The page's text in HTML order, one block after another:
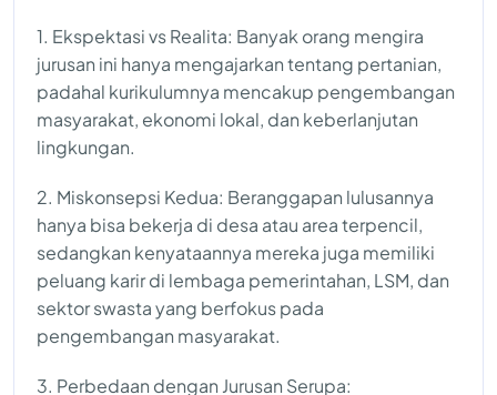
1. Ekspektasi vs Realita: Banyak orang mengira
jurusan ini hanya mengajarkan tentang pertanian,
padahal kurikulumnya mencakup pengembangan
masyarakat, ekonomi lokal, dan keberlanjutan
lingkungan.
2. Miskonsepsi Kedua: Beranggapan lulusannya
hanya bisa bekerja di desa atau area terpencil,
sedangkan kenyataannya mereka juga memiliki
peluang karir di lembaga pemerintahan, LSM, dan
sektor swasta yang berfokus pada
pengembangan masyarakat.
3. Perbedaan dengan Jurusan Serupa: